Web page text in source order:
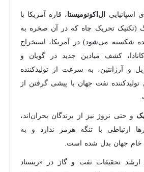
اسپانیایی ال‌اکونومیستا، قاره آمریکا با
(تکنیک تحریک چاه که در آن صخره به
شکسته می‌شود) در آمریکا، استخراج
کشف میادین جدید در گویان و
و آرژانتین، به سرعت از تولیدکننده
نفت جهان با پیشی گرفتن از
و حتی نروژ نیز از برندگان بحران‌اند،
ارتباطی با تنگه هرمز ندارد و به
خام جهان بدل شده است.
ارشد تحقیقات نفت و گاز در «ریستاد